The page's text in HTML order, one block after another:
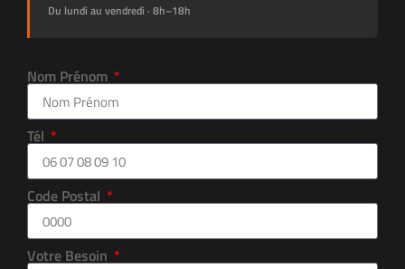
Du lundi au vendredi · 8h–18h
Nom Prénom
Tél
Code Postal
Votre Besoin